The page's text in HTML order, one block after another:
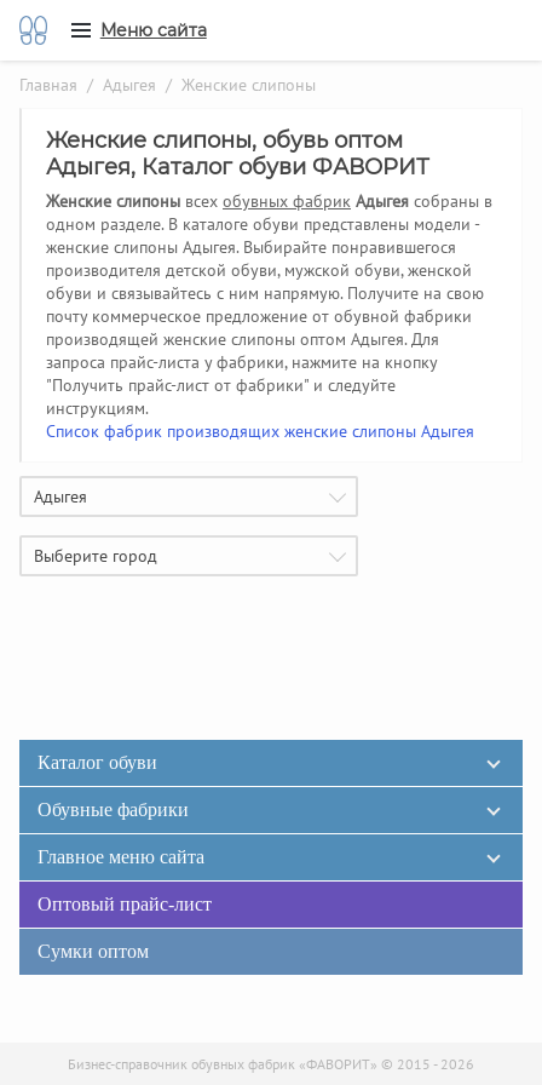
Меню сайта
Главная / Адыгея / Женские слипоны
Женские слипоны, обувь оптом
Адыгея, Каталог обуви ФАВОРИТ
Женские слипоны всех обувных фабрик Адыгея собраны в
одном разделе. В каталоге обуви представлены модели -
женские слипоны Адыгея. Выбирайте понравившегося
производителя детской обуви, мужской обуви, женской
обуви и связывайтесь с ним напрямую. Получите на свою
почту коммерческое предложение от обувной фабрики
производящей женские слипоны оптом Адыгея. Для
запроса прайс-листа у фабрики, нажмите на кнопку
"Получить прайс-лист от фабрики" и следуйте
инструкциям.
Список фабрик производящих женские слипоны Адыгея
Адыгея
Выберите город
Каталог обуви
Обувные фабрики
Главное меню сайта
Оптовый прайс-лист
Сумки оптом
Бизнес-справочник обувных фабрик «ФАВОРИТ» © 2015 - 2026